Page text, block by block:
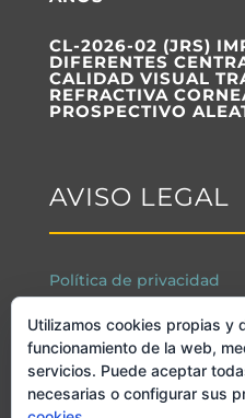
CL-2026-02 (JRS)
DIFERENTES
CALIDAD VISUAL
REFRACTIVA
PROSPECTIVO
AVISO LEGAL
Política de privacidad
Condiciones de uso de
Reglamento de
(Reglamento UE 2016/
Utilizamos cookies propias y
funcionamiento de la web,
servicios. Puede aceptar
necesarias o configurar sus